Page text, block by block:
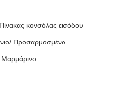
κονσόλας εισόδου
Προσαρμοσμένο